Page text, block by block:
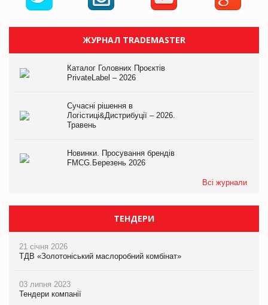
ЖУРНАЛ TRADEMASTER
Каталог Головних Проєктів
PrivateLabel – 2026
Сучасні рішення в
Логістиці&Дистрибуції – 2026.
Травень
Новинки. Просування брендів
FMCG.Березень 2026
Всі журнали
ТЕНДЕРИ
21 січня 2026
ТДВ «Золотоніський маслоробний комбінат»
03 липня 2023
Тендери компанії